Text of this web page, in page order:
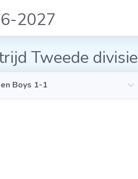
2027
Tweede divisie
Boys 1-1